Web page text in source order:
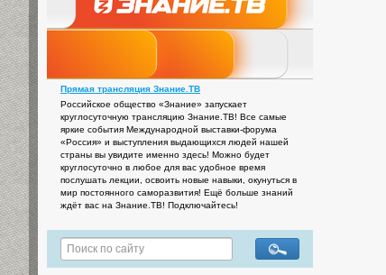
Прямая трансляция Знание.ТВ
Российское общество «Знание» запускает
круглосуточную трансляцию Знание.ТВ! Все самые
яркие события Международной выставки-форума
«Россия» и выступления выдающихся людей нашей
страны вы увидите именно здесь! Можно будет
круглосуточно в любое для вас удобное время
послушать лекции, освоить новые навыки, окунуться в
мир постоянного саморазвития! Ещё больше знаний
ждёт вас на Знание.ТВ! Подключайтесь!